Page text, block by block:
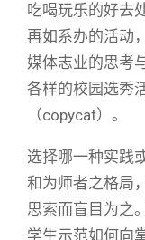
吃喝玩乐的好去
再如系办的活动
媒体志业的思考
各样的校园选秀
（copycat）。
选择哪一种实践
和为师者之格局
思索而盲目为之
学生示范如何向